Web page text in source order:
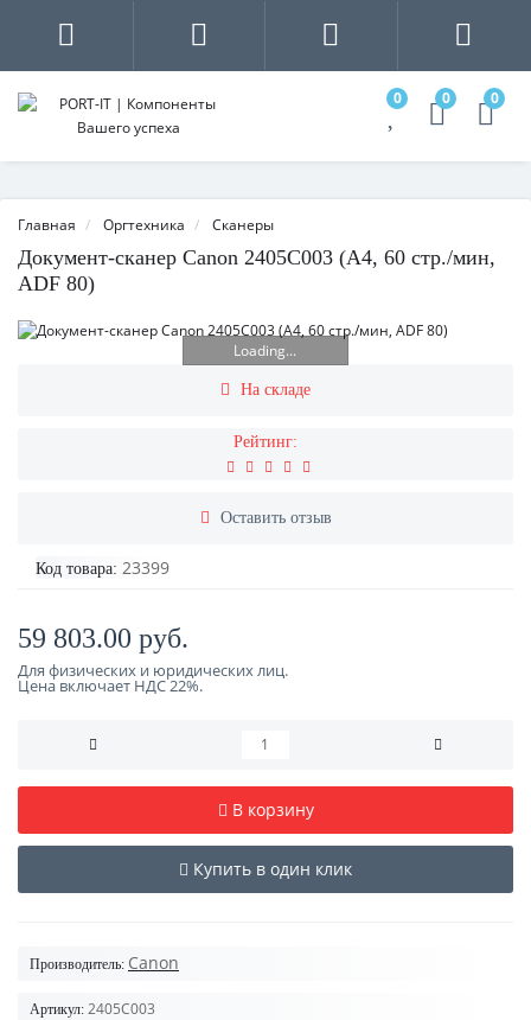
0 0 0
Главная Оргтехника Сканеры
Документ-сканер Canon 2405C003 (A4, 60 стр./мин,
ADF 80)
Loading...
На складе
Рейтинг:
Оставить отзыв
Код товара: 23399
59 803.00 руб.
Для физических и юридических лиц.
Цена включает НДС 22%.
В корзину
Купить в один клик
Производитель: Canon
Артикул: 2405C003